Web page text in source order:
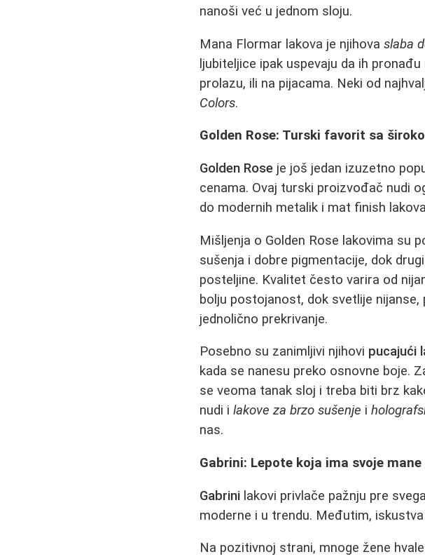
nanoši već u jednom sloju.
Mana Flormar lakova je njihovaslaba
ljubiteljice ipak uspevaju da ih
prolazu, ili na pijacama. Neki od
Colors.
Golden Rose: Turski favorit sa
Golden Rose je još jedan izuzetno
cenama. Ovaj turski proizvođač nudi
do modernih metalik i mat finish
Mišljenja o Golden Rose lakovima su
sušenja i dobre pigmentacije, dok
posteljine. Kvalitet često varira od
bolju postojanost, dok svetlije
jednolično prekrivanje.
Posebno su zanimljivi njihovi pucajući
kada se nanesu preko osnovne boje.
se veoma tanak sloj i treba biti brz
nudi ilakove za brzo sušenje i
nas.
Gabrini: Lepote koja ima svoje mane
Gabrini lakovi privlače pažnju pre
moderne i u trendu. Međutim,
Na pozitivnoj strani, mnoge žene